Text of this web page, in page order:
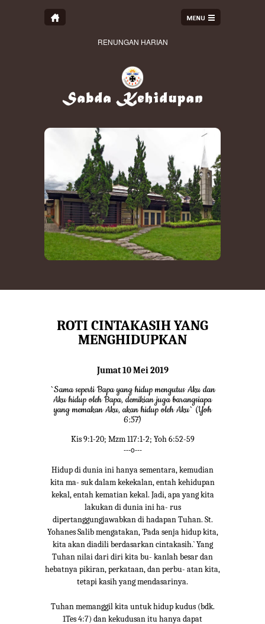
RENUNGAN HARIAN
ROTI CINTAKASIH YANG
MENGHIDUPKAN
Jumat 10 Mei 2019
`Sama seperti Bapa yang hidup mengutus Aku dan
Aku hidup oleh Bapa, demikian juga barangsiapa
yang memakan Aku, akan hidup oleh Aku` (Yoh
6:57)
Kis 9:1-20; Mzm 117:1-2; Yoh 6:52-59
---o---
Hidup di dunia ini hanya sementara, kemudian
kita ma- suk dalam kekekalan, entah kehidupan
kekal, entah kematian kekal. Jadi, apa yang kita
lakukan di dunia ini ha- rus
dipertanggungjawabkan di hadapan Tuhan. St.
Yohanes Salib mengatakan, `Pada senja hidup kita,
kita akan diadili berdasarkan cintakasih.` Yang
Tuhan nilai dari diri kita bu- kanlah besar dan
hebatnya pikiran, perkataan, dan perbu- atan kita,
tetapi kasih yang mendasarinya.
Tuhan memanggil kita untuk hidup kudus (bdk.
1Tes 4:7) dan kekudusan itu hanya dapat